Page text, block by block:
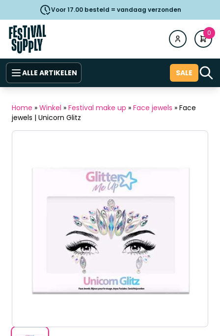
Voor 17.00 besteld = vandaag verzonden
0
ALLE ARTIKELEN SALE
Home » Winkel » Festival make up » Face jewels » Face
jewels | Unicorn Glitz